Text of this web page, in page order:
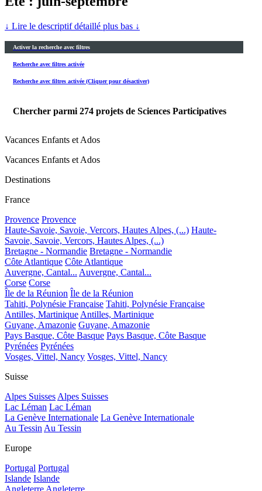
↓ Lire le descriptif détaillé plus bas ↓
Activer la recherche avec filtres
Recherche avec filtres activée
Recherche avec filtres activée (Cliquer pour désactiver)
Chercher parmi 274 projets de Sciences Participatives
Vacances Enfants et Ados
Vacances Enfants et Ados
Destinations
France
Provence Provence
Haute-Savoie, Savoie, Vercors, Hautes Alpes, (...) Haute-
Savoie, Savoie, Vercors, Hautes Alpes, (...)
Bretagne - Normandie Bretagne - Normandie
Côte Atlantique Côte Atlantique
Auvergne, Cantal... Auvergne, Cantal...
Corse Corse
Île de la Réunion Île de la Réunion
Tahiti, Polynésie Française Tahiti, Polynésie Française
Antilles, Martinique Antilles, Martinique
Guyane, Amazonie Guyane, Amazonie
Pays Basque, Côte Basque Pays Basque, Côte Basque
Pyrénées Pyrénées
Vosges, Vittel, Nancy Vosges, Vittel, Nancy
Suisse
Alpes Suisses Alpes Suisses
Lac Léman Lac Léman
La Genève Internationale La Genève Internationale
Au Tessin Au Tessin
Europe
Portugal Portugal
Islande Islande
Angleterre Angleterre